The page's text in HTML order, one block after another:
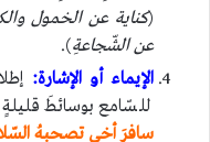
(كناية عن الخمول
عن الشّجاعةِ).
الإيماء أو الإشارة:
للسّامع بوسائطَ
سافرَ أخي تصحبهُ